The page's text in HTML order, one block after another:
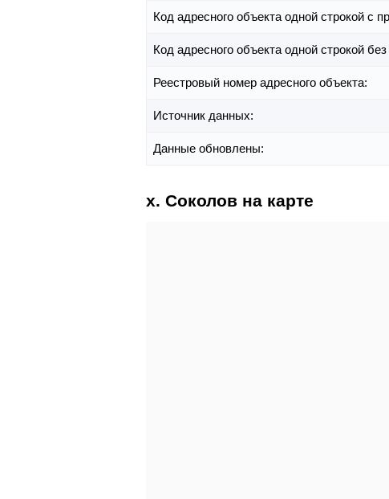
Код адресного объекта одной строкой с
Код адресного объекта одной строкой
Реестровый номер адресного объекта:
Источник данных:
Данные обновлены:
х. Соколов на карте